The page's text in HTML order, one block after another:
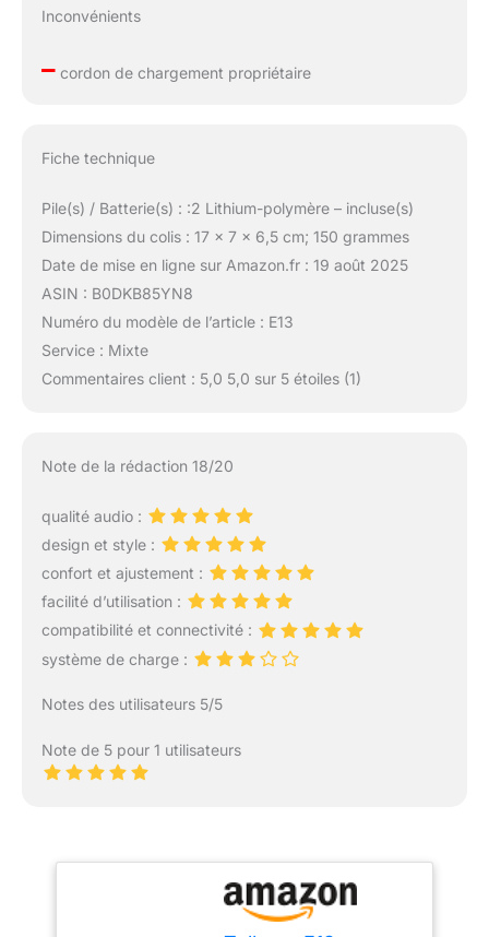
Inconvénients
–cordon de chargement propriétaire
Fiche technique
Pile(s) / Batterie(s) : :2 Lithium-polymère – incluse(s)
Dimensions du colis : 17 x 7 x 6,5 cm; 150 grammes
Date de mise en ligne sur Amazon.fr : 19 août 2025
ASIN : B0DKB85YN8
Numéro du modèle de l’article : E13
Service : Mixte
Commentaires client : 5,0 5,0 sur 5 étoiles (1)
Note de la rédaction 18/20
qualité audio :
design et style :
confort et ajustement :
facilité d’utilisation :
compatibilité et connectivité :
système de charge :
Notes des utilisateurs 5/5
Note de 5 pour 1 utilisateurs